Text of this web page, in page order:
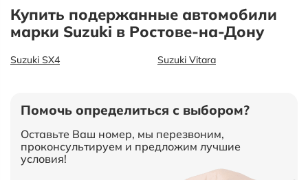
Купить подержанные автомобили
марки Suzuki в Ростове-на-Дону
Suzuki SX4 Suzuki Vitara
Помочь определиться с выбором?
Оставьте Ваш номер, мы перезвоним,
проконсультируем и предложим лучшие
условия!